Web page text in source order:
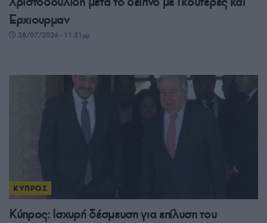
Έρχιουρμαν
28/07/2026 - 11:51μμ
ΚΥΠΡΟΣ
Κύπρος: Ισχυρή δέσμευση για επίλυση του